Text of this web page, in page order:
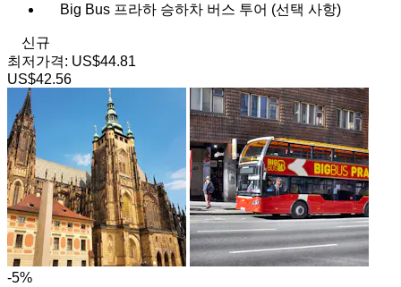
Big Bus 프라하 승하차 버스 투어 (선택 사항)
신규
최저가격: US$44.81
US$42.56
-5%